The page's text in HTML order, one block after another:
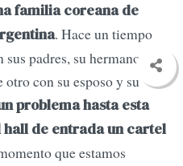
familia coreana de
. Hace un tiempo
padres, su hermano y
otro con su esposo y su
problema hasta esta
hall de entrada un cartel
que estamos